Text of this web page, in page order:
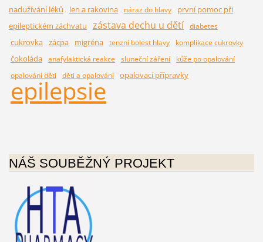
nadužívání léků
len a rakovina náraz do hlavy
první pomoc při
epileptickém záchvatu
zástava dechu u dětí diabetes
cukrovka zácpa migréna tenzní bolest hlavy komplikace cukrovky
čokoláda anafylaktická reakce sluneční záření
kůže po opalování
opalování dětí děti a opalování opalovací přípravky
epilepsie
NÁŠ SOUBĚŽNÝ PROJEKT